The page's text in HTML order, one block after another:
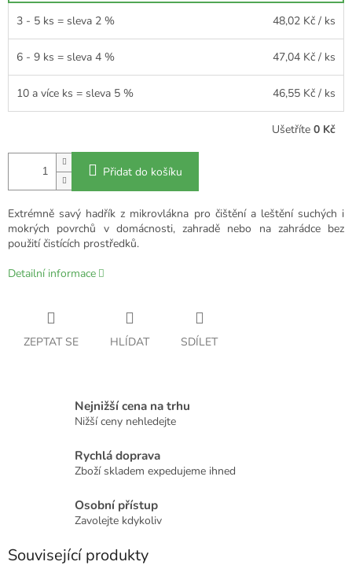
3 - 5 ks = sleva 2 % 48,02 Kč / ks
6 - 9 ks = sleva 4 % 47,04 Kč / ks
10 a více ks = sleva 5 % 46,55 Kč / ks
Ušetříte 0 Kč
Přidat do košíku
Extrémně savý hadřík z mikrovlákna pro čištění a leštění suchých i
mokrých povrchů v domácnosti, zahradě nebo na zahrádce bez
použití čistících prostředků.
Detailní informace
ZEPTAT SE HLÍDAT SDÍLET
Nejnižší cena na trhu
Nižší ceny nehledejte
Rychlá doprava
Zboží skladem expedujeme ihned
Osobní přístup
Zavolejte kdykoliv
Související produkty